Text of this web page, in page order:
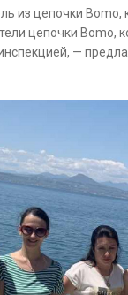
из цепочки
цепочки
—